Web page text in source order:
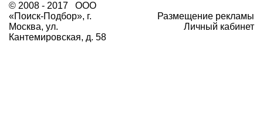
© 2008 - 2017 ООО
«Поиск-Подбор», г.
Москва, ул.
Кантемировская, д. 58
Размещение рекламы
Личный кабинет